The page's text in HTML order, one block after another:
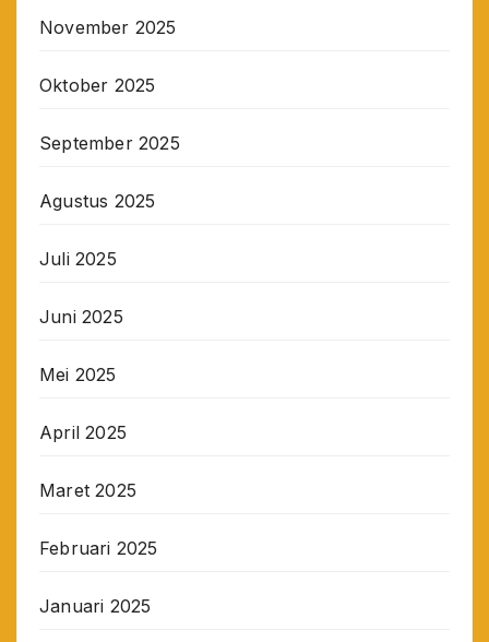
November 2025
Oktober 2025
September 2025
Agustus 2025
Juli 2025
Juni 2025
Mei 2025
April 2025
Maret 2025
Februari 2025
Januari 2025